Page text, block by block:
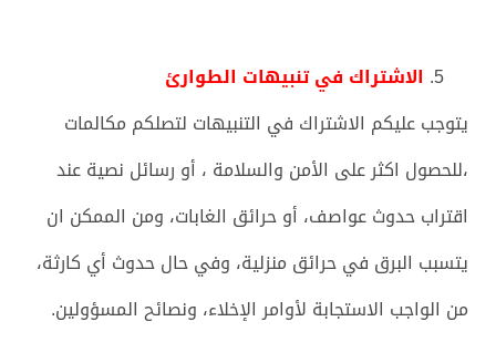
الاشتراك في تنبيهات الطوارئ
يتوجب عليكم الاشتراك في التنبيهات لتصلكم مكالمات
،للحصول اكثر على الأمن والسلامة ، أو رسائل نصية عند
اقتراب حدوث عواصف، أو حرائق الغابات، ومن الممكن ان
يتسبب البرق في حرائق منزلية، وفي حال حدوث أي كارثة،
من الواجب الاستجابة لأوامر الإخلاء، ونصائح المسؤولين.